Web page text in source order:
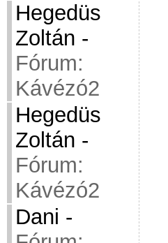
Hegedüs
Zoltán -
Fórum:
Kávézó2
Hegedüs
Zoltán -
Fórum:
Kávézó2
Dani -